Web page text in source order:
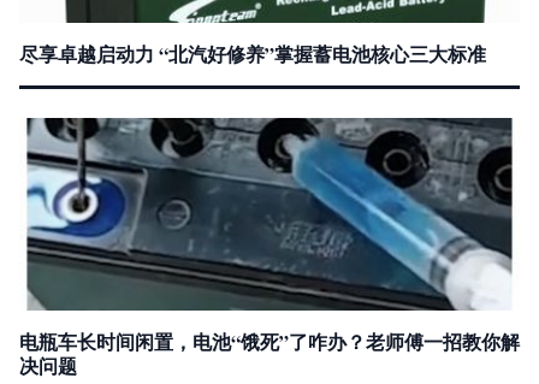
尽享卓越启动力 “北汽好修养”掌握蓄电池核心三大标准
电瓶车长时间闲置，电池“饿死”了咋办？老师傅一招教你解
决问题